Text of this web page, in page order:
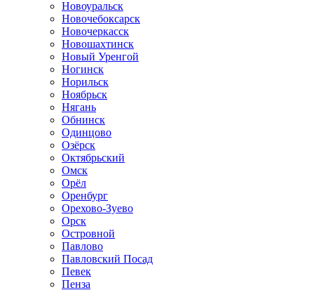
Новоуральск
Новочебоксарск
Новочеркасск
Новошахтинск
Новый Уренгой
Ногинск
Норильск
Ноябрьск
Нягань
Обнинск
Одинцово
Озёрск
Октябрьский
Омск
Орёл
Оренбург
Орехово-Зуево
Орск
Островной
Павлово
Павловский Посад
Певек
Пенза